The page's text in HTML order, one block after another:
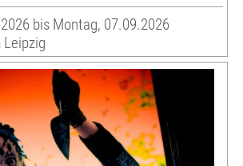
bis Montag, 07.09.2026
Leipzig